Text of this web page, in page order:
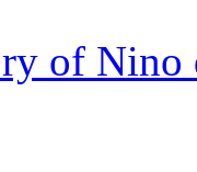
of Nino